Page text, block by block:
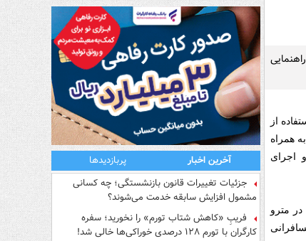
از
همراه
اجرای
مترو
آخرین اخبار
پربازدیدها
جزئیات تغییرات قانون بازنشستگی؛ چه کسانی
مشمول افزایش سابقه خدمت می‌شوند؟
فریبِ «کاهش شتاب تورم» را نخورید؛ سفره
کارگران با تورم ۱۲۸ درصدی خوراکی‌ها خالی شد!